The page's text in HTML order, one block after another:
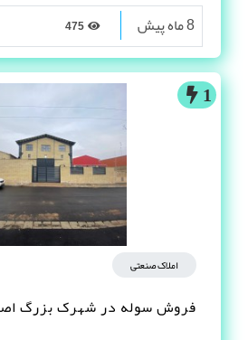
8 ماه پیش
1
املاک صنعتی
فروش سوله در شهرک بزرگ